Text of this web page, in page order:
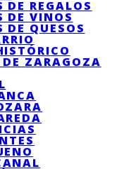
DE REGALOS
DE VINOS
DE QUESOS
DE ZARAGOZA